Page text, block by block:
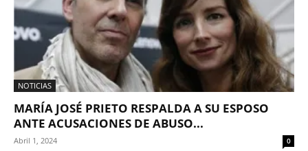
NOTICIAS
MARÍA JOSÉ PRIETO RESPALDA A SU ESPOSO
ANTE ACUSACIONES DE ABUSO...
Abril 1, 2024 0